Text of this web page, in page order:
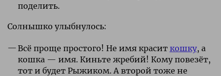
поделить.
Солнышко улыбнулось:
Всё проще простого! Не имя красит кошку, а
кошка — имя. Киньте жребий! Кому повезёт,
тот и будет Рыжиком. А второй тоже не